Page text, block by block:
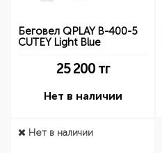
Беговел QPLAY B-400-5
CUTEY Light Blue
25 200тг
Нет в наличии
Нет в наличии